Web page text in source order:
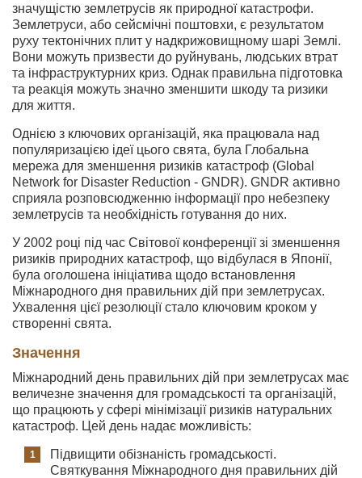
значущістю землетрусів як природної катастрофи.
Землетруси, або сейсмічні поштовхи, є результатом
руху тектонічних плит у надкрижовищному шарі Землі.
Вони можуть призвести до руйнувань, людських втрат
та інфраструктурних криз. Однак правильна підготовка
та реакція можуть значно зменшити шкоду та ризики
для життя.
Однією з ключових організацій, яка працювала над
популяризацією ідеї цього свята, була Глобальна
мережа для зменшення ризиків катастроф (Global
Network for Disaster Reduction - GNDR). GNDR активно
сприяла розповсюдженню інформації про небезпеку
землетрусів та необхідність готування до них.
У 2002 році під час Світової конференції зі зменшення
ризиків природних катастроф, що відбулася в Японії,
була оголошена ініціатива щодо встановлення
Міжнародного дня правильних дій при землетрусах.
Ухвалення цієї резолюції стало ключовим кроком у
створенні свята.
Значення
Міжнародний день правильних дій при землетрусах має
величезне значення для громадськості та організацій,
що працюють у сфері мінімізації ризиків натуральних
катастроф. Цей день надає можливість:
Підвищити обізнаність громадськості.
Святкування Міжнародного дня правильних дій